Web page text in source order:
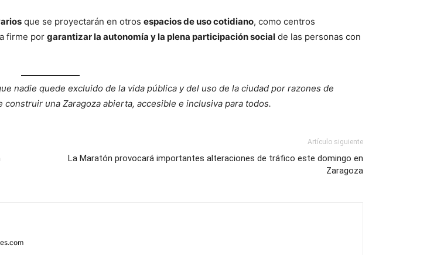
que se proyectarán en otros espacios de uso cotidiano, como centros
firme por garantizar la autonomía y la plena participación social de las personas con
nadie quede excluido de la vida pública y del uso de la ciudad por razones de
una Zaragoza abierta, accesible e inclusiva para todos.
Artículo siguiente
La Maratón provocará importantes alteraciones de tráfico este domingo en
Zaragoza